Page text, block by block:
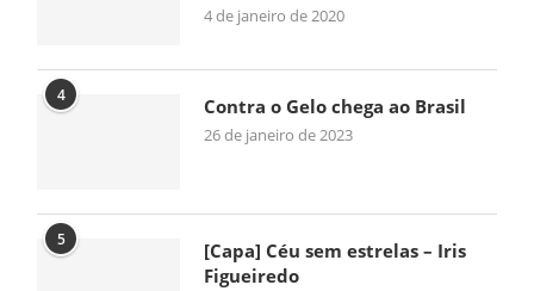
4 de janeiro de 2020
4 Contra o Gelo chega ao Brasil
26 de janeiro de 2023
5
[Capa] Céu sem estrelas – Iris
Figueiredo